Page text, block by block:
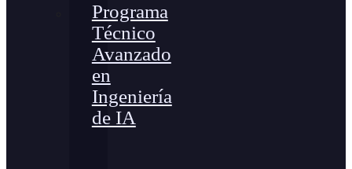
Programa
Técnico
Avanzado
en
Ingeniería
de IA